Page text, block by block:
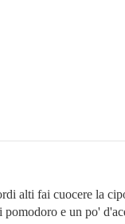
alti fai cuocere la
e un po'